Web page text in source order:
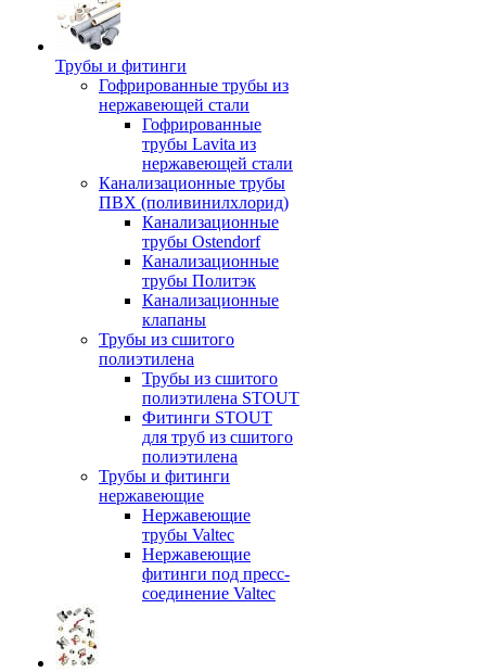
Трубы и фитинги
Гофрированные трубы из
нержавеющей стали
Гофрированные
трубы Lavita из
нержавеющей стали
Канализационные трубы
ПВХ (поливинилхлорид)
Канализационные
трубы Ostendorf
Канализационные
трубы Политэк
Канализационные
клапаны
Трубы из сшитого
полиэтилена
Трубы из сшитого
полиэтилена STOUT
Фитинги STOUT
для труб из сшитого
полиэтилена
Трубы и фитинги
нержавеющие
Нержавеющие
трубы Valtec
Нержавеющие
фитинги под пресс-
соединение Valtec